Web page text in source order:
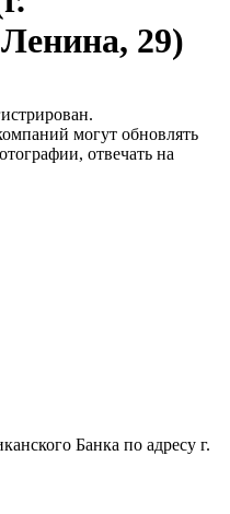
29)
могут обновлять
отвечать на
Банка по адресу г.